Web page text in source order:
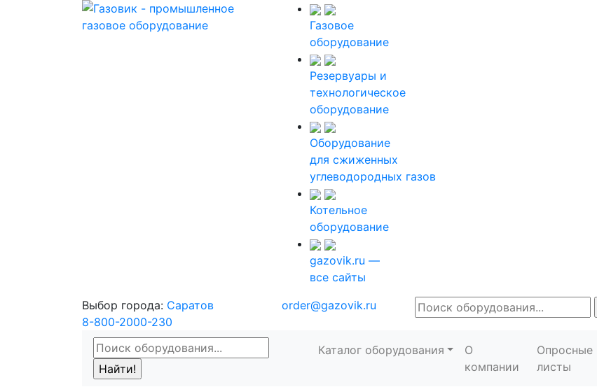
Газовое
оборудование
Резервуары и
технологическое
оборудование
Оборудование
для сжиженных
углеводородных газов
Котельное
оборудование
gazovik.ru —
все сайты
Выбор города: Саратов
8-800-2000-230
order@gazovik.ru
Каталог оборудования
О
компании
Опросные
листы